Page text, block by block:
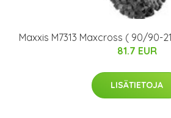
Maxxis M7313 Maxcross ( 90/90-
81.7 EUR
LISÄTIETOJA